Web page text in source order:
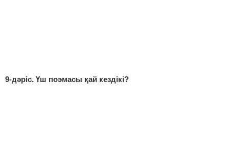
9-дәріс. Үш поэмасы қай кездікі?